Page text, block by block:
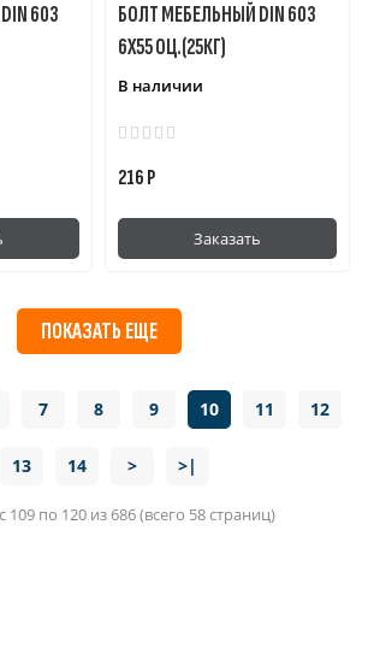
603
БОЛТ МЕБЕЛЬНЫЙ DIN 603
6Х55 ОЦ.(25КГ)
В наличии
216 Р
Заказать
ПОКАЗАТЬ ЕЩЕ
7 8 9 10 11 12
13 14 > >|
109 по 120 из 686 (всего 58 страниц)